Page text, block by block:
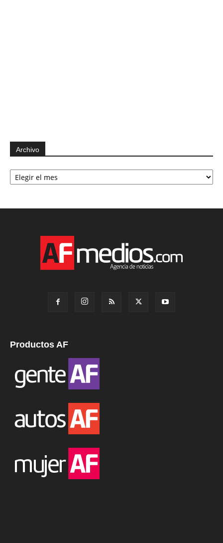
Archivo
Archivo
Productos AF